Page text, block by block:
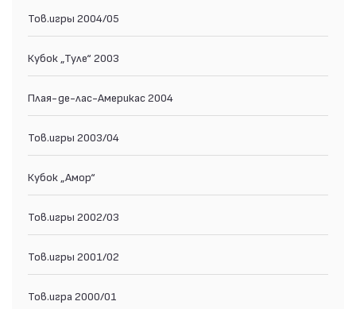
Тов.игры 2004/05
Кубок „Туле“ 2003
Плая-де-лас-Америкас 2004
Тов.игры 2003/04
Кубок „Амор“
Тов.игры 2002/03
Тов.игры 2001/02
Тов.игра 2000/01